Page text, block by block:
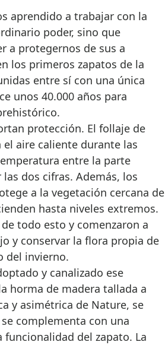
poder, sino que
a protegernos de sus a
los primeros zapatos de la
entre sí con una única
unos 40.000 años para
protección. El follaje de
el aire caliente durante las
entre la parte
dos cifras. Además, los
a la vegetación cercana de
hasta niveles extremos.
todo esto y comenzaron a
y conservar la flora propia de
del invierno.
y canalizado ese
horma de madera tallada a
y asimétrica de Nature, se
complementa con una
del zapato. La